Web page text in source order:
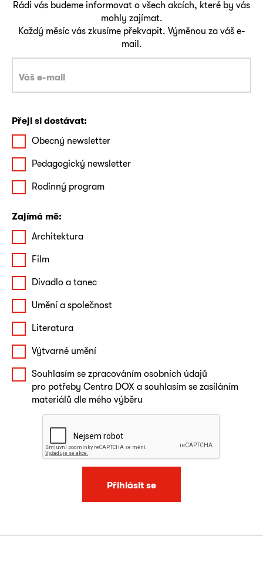
Rádi vás budeme informovat o všech akcích, které by vás
mohly zajímat.
Každý měsíc vás zkusíme překvapit. Výměnou za váš e-
mail.
Přeji si dostávat:
Obecný newsletter
Pedagogický newsletter
Rodinný program
Zajímá mě:
Architektura
Film
Divadlo a tanec
Umění a společnost
Literatura
Výtvarné umění
Souhlasím se zpracováním osobních údajů
pro potřeby Centra DOX a souhlasím se zasíláním
materiálů dle mého výběru
Přihlásit se